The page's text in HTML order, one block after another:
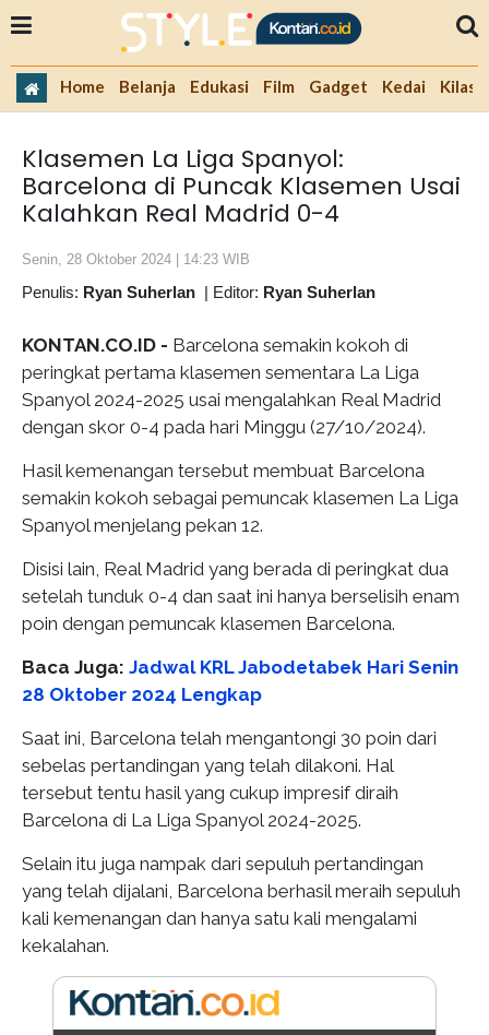
Home Belanja Edukasi Film Gadget Kedai Kilas
Klasemen La Liga Spanyol:
Barcelona di Puncak Klasemen Usai
Kalahkan Real Madrid 0-4
Senin, 28 Oktober 2024 | 14:23 WIB
Penulis: Ryan Suherlan | Editor: Ryan Suherlan
KONTAN.CO.ID - Barcelona semakin kokoh di
peringkat pertama klasemen sementara La Liga
Spanyol 2024-2025 usai mengalahkan Real Madrid
dengan skor 0-4 pada hari Minggu (27/10/2024).
Hasil kemenangan tersebut membuat Barcelona
semakin kokoh sebagai pemuncak klasemen La Liga
Spanyol menjelang pekan 12.
Disisi lain, Real Madrid yang berada di peringkat dua
setelah tunduk 0-4 dan saat ini hanya berselisih enam
poin dengan pemuncak klasemen Barcelona.
Baca Juga: Jadwal KRL Jabodetabek Hari Senin
28 Oktober 2024 Lengkap
Saat ini, Barcelona telah mengantongi 30 poin dari
sebelas pertandingan yang telah dilakoni. Hal
tersebut tentu hasil yang cukup impresif diraih
Barcelona di La Liga Spanyol 2024-2025.
Selain itu juga nampak dari sepuluh pertandingan
yang telah dijalani, Barcelona berhasil meraih sepuluh
kali kemenangan dan hanya satu kali mengalami
kekalahan.